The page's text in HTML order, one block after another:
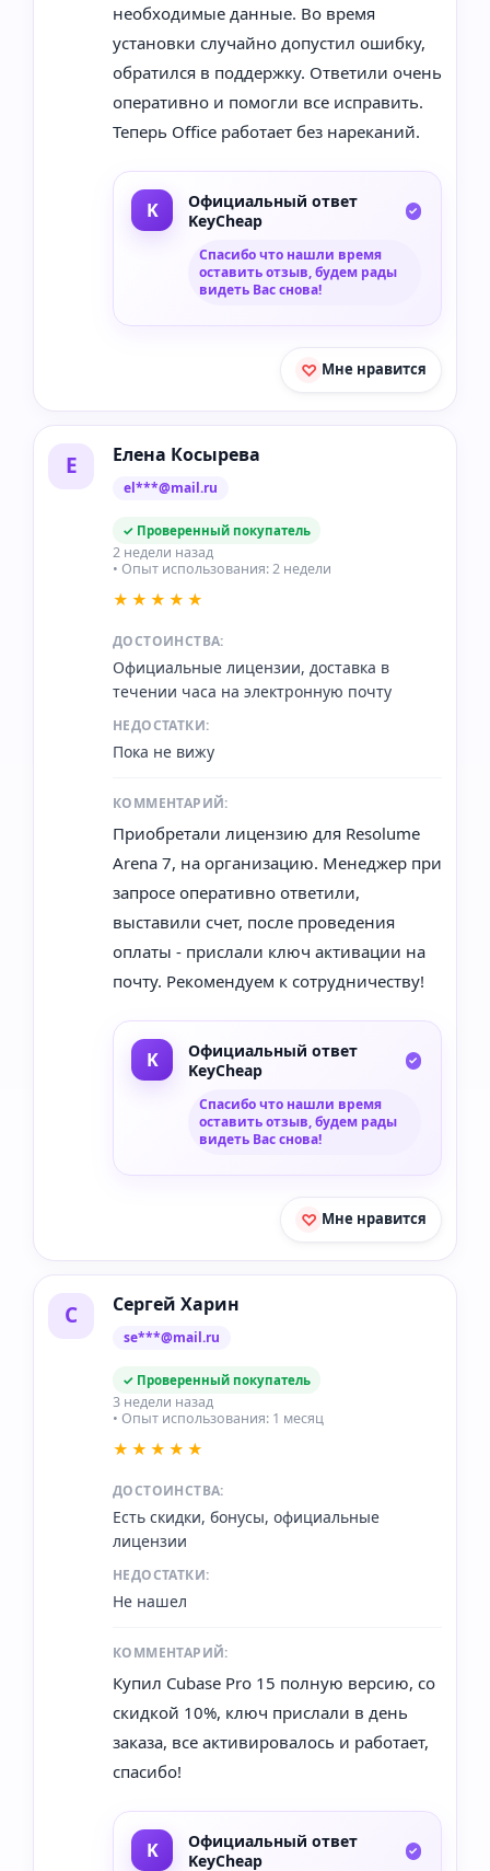
необходимые данные. Во время
установки случайно допустил ошибку,
обратился в поддержку. Ответили очень
оперативно и помогли все исправить.
Теперь Office работает без нареканий.
Официальный ответ
KeyCheap
Спасибо что нашли время
оставить отзыв, будем рады
видеть Вас снова!
Мне нравится
Е Елена Косырева
el***@mail.ru
✓ Проверенный покупатель
2 недели назад
• Опыт использования: 2 недели
★★★★★
ДОСТОИНСТВА:
Официальные лицензии, доставка в
течении часа на электронную почту
НЕДОСТАТКИ:
Пока не вижу
КОММЕНТАРИЙ:
Приобретали лицензию для Resolume
Arena 7, на организацию. Менеджер при
запросе оперативно ответили,
выставили счет, после проведения
оплаты - прислали ключ активации на
почту. Рекомендуем к сотрудничеству!
Официальный ответ
KeyCheap
Спасибо что нашли время
оставить отзыв, будем рады
видеть Вас снова!
Мне нравится
С Сергей Харин
se***@mail.ru
✓ Проверенный покупатель
3 недели назад
• Опыт использования: 1 месяц
★★★★★
ДОСТОИНСТВА:
Есть скидки, бонусы, официальные
лицензии
НЕДОСТАТКИ:
Не нашел
КОММЕНТАРИЙ:
Купил Cubase Pro 15 полную версию, со
скидкой 10%, ключ прислали в день
заказа, все активировалось и работает,
спасибо!
Официальный ответ
KeyCheap